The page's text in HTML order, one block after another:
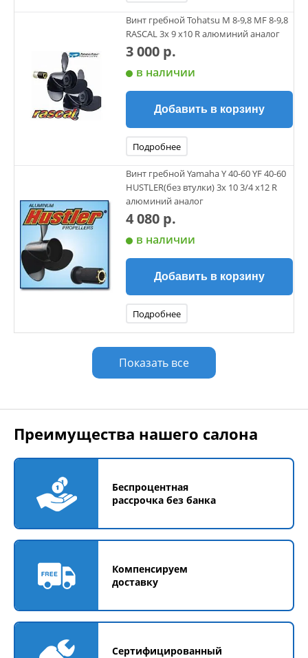
Винт гребной Tohatsu M 8-9,8 MF 8-9,8
RASCAL 3х 9 х10 R алюминий аналог
3 000 р.
в наличии
Добавить в корзину
Подробнее
Винт гребной Yamaha Y 40-60 YF 40-60
HUSTLER(без втулки) 3х 10 3/4 х12 R
алюминий аналог
4 080 р.
в наличии
Добавить в корзину
Подробнее
Показать все
Преимущества нашего салона
Беспроцентная
рассрочка без банка
Компенсируем
доставку
Сертифицированный